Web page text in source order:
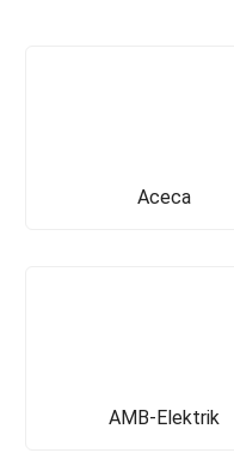
Aceca
AMB-Elektrik